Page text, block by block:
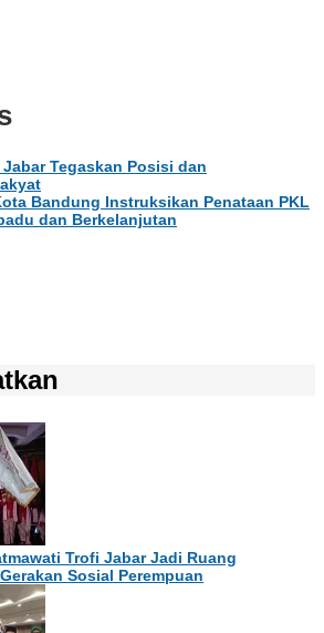
Jabar Tegaskan Posisi dan
Bandung Instruksikan Penataan PKL
dan Berkelanjutan
Trofi Jabar Jadi Ruang
Sosial Perempuan